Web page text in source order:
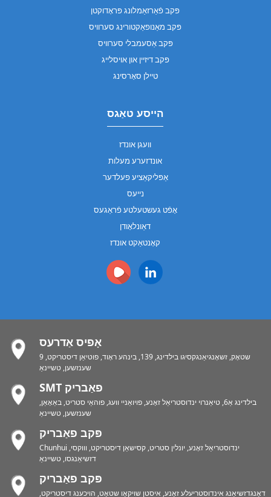
פּקב פֿאַרזאַמלונג פּראָדוקטן
פּקב מאַנופאַקטורינג סערוויס
פּקב אַסעמבלי סערוויס
פּקב דיזיין און אויסלייג
טיילן סאָרסינג
הייסע טאַגס
וועגן אונדז
אונדזערע מעלות
אַפּליקאַציע פעלדער
נייעס
אָפֿט געשטעלטע פֿראַגעס
דאַונלאָודן
קאָנטאַקט אונדז
אָפיס אַדרעס
9 שטאָק, זשאָנגיאַנגקסיגו בילדינג, 139, בינהע ראָוד, פוטיאַן דיסטריקט,
שענזשען, טשיינאַ
SMT פאַבריק
בילדינג אַ6, טיאַנרוי ינדוסטריאַל זאָנע, פויואַניי וועג, פוהאַי סטריט, באַאָאַן,
שענזשען, טשיינאַ
פּקב פאַבריק
Chunhui ינדוסטריאַל זאָנע, יונלין סטריט, קסישאַן דיסטריקט, וווקסי,
דזשיאַנגסו, טשיינאַ
פּקב פאַבריק
דאָנגדזשיאַנג אינדוסטריעלע זאָנע, איסטן שויקאָו שטאָט, הויכענג דיסטריקט,